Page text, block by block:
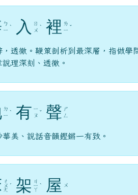
ㄅ
ㄧ ˋ 入
ㄖ
ㄨ ˋ 裡 ㄌ
ㄧ ˇ
，透徹。鞭策剖析到最深層，指做學
理深刻、透徹。
ㄉ
ㄧ ˋ 有 ㄧ
ㄡ ˇ 聲 ㄕ
ㄥ
美、說話音韻鏗鏘一有致。
ㄔ
ㄨ
ㄤ
ˊ 架 ㄐ
ㄧ
ㄚ
ˋ 屋 ㄨ